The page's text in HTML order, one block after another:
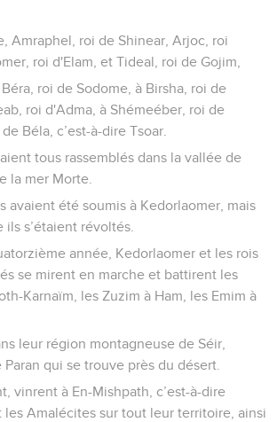
Amraphel, roi de Shinear, Arjoc, roi
roi d'Elam, et Tideal, roi de Gojim,
roi de Sodome, à Birsha, roi de
roi d'Adma, à Shémeéber, roi de
Béla, c’est-à-dire Tsoar.
tous rassemblés dans la vallée de
la mer Morte.
avaient été soumis à Kedorlaomer, mais
ils s’étaient révoltés.
année, Kedorlaomer et les rois
se mirent en marche et battirent les
Karnaïm, les Zuzim à Ham, les Emim à
leur région montagneuse de Séir,
qui se trouve près du désert.
vinrent à En-Mishpath, c’est-à-dire
les Amalécites sur tout leur territoire, ainsi